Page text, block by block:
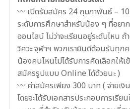
〰 เปิดรับสมัคร 24 กุมภาพันธ์ –
ระดับการศึกษาสำหรับน้อง ๆ ที่อยา
ออนไลน์ ไม่ว่าจะเรียนอยู่ระดับไหน
วิศวะ จุฬาฯ พวกเรายินดีต้อนรับทุ
น้องคนไหนไม่ได้รับการคัดเลือกให้เ
สมัครรูปแบบ Online ได้ด้วยนะ )
〰 ค่าสมัครเพียง 300 บาท ( จ่ายเ
โดยจะได้รับเอกสารประกอบการเรี